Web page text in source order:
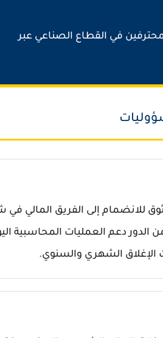
في القطاع الصناعي عبر
للانضمام إلى الفريق المالي في
دعم العمليات المحاسبية
الإغلاق الشهري والسنوي.